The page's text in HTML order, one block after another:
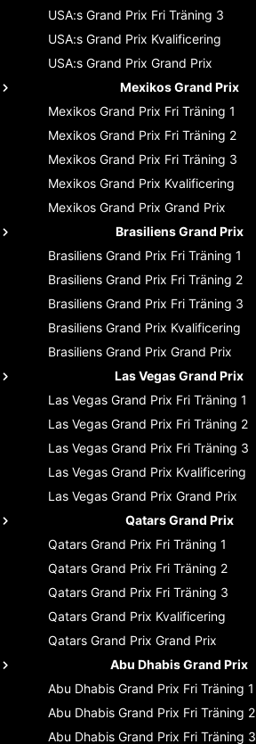
USA:s Grand Prix Fri Träning 3
USA:s Grand Prix Kvalificering
USA:s Grand Prix Grand Prix
Mexikos Grand Prix
Mexikos Grand Prix Fri Träning 1
Mexikos Grand Prix Fri Träning 2
Mexikos Grand Prix Fri Träning 3
Mexikos Grand Prix Kvalificering
Mexikos Grand Prix Grand Prix
Brasiliens Grand Prix
Brasiliens Grand Prix Fri Träning 1
Brasiliens Grand Prix Fri Träning 2
Brasiliens Grand Prix Fri Träning 3
Brasiliens Grand Prix Kvalificering
Brasiliens Grand Prix Grand Prix
Las Vegas Grand Prix
Las Vegas Grand Prix Fri Träning 1
Las Vegas Grand Prix Fri Träning 2
Las Vegas Grand Prix Fri Träning 3
Las Vegas Grand Prix Kvalificering
Las Vegas Grand Prix Grand Prix
Qatars Grand Prix
Qatars Grand Prix Fri Träning 1
Qatars Grand Prix Fri Träning 2
Qatars Grand Prix Fri Träning 3
Qatars Grand Prix Kvalificering
Qatars Grand Prix Grand Prix
Abu Dhabis Grand Prix
Abu Dhabis Grand Prix Fri Träning 1
Abu Dhabis Grand Prix Fri Träning 2
Abu Dhabis Grand Prix Fri Träning 3